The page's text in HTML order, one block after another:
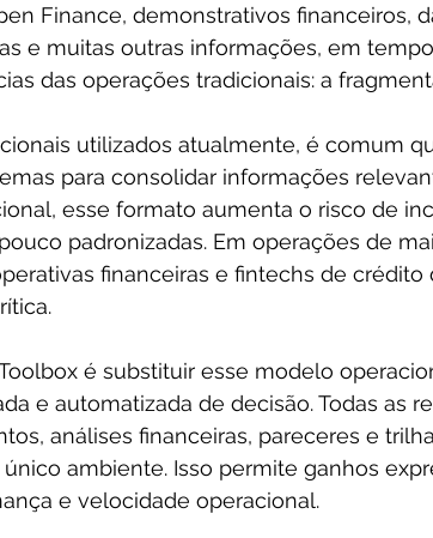
Finance, demonstrativos financeiros,
e muitas outras informações, em
das operações tradicionais: a
utilizados atualmente, é comum
para consolidar informações
esse formato aumenta o risco de
padronizadas. Em operações de
financeiras e fintechs de crédito
Toolbox é substituir esse modelo
e automatizada de decisão. Todas as
análises financeiras, pareceres e
ambiente. Isso permite ganhos
e velocidade operacional.